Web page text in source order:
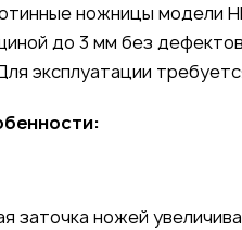
ножницы модели
до 3 мм без
эксплуатации
заточка ножей